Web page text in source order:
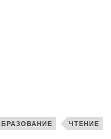
ЧТЕНИЕ